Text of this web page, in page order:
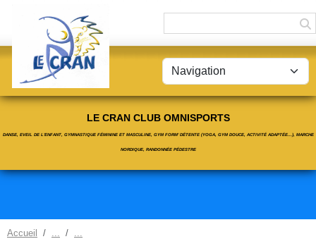
LE CRAN CLUB OMNISPORTS
DANSE, EVEIL DE L'ENFANT, GYMNASTIQUE FÉMININE ET MASCULINE, GYM FORM' DÉTENTE (YOGA, GYM DOUCE, ACTIVITÉ ADAPTÉE...), MARCHE
NORDIQUE, RANDONNÉE PÉDESTRE
Accueil